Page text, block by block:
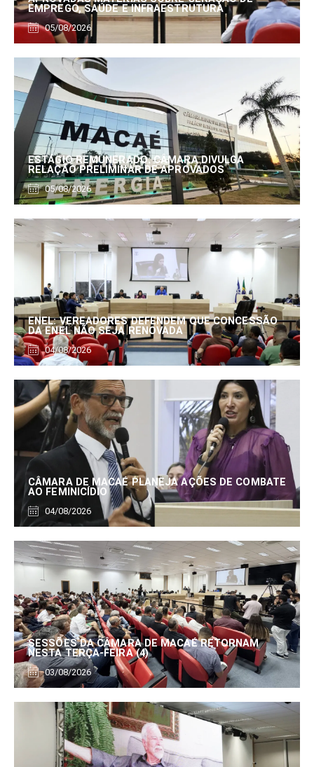
EMPREGO, SAÚDE E INFRAESTRUTURA
05/08/2026
ESTÁGIO REMUNERADO: CÂMARA DIVULGA
RELAÇÃO PRELIMINAR DE APROVADOS
05/08/2026
ENEL: VEREADORES DEFENDEM QUE CONCESSÃO
DA ENEL NÃO SEJA RENOVADA
04/08/2026
CÂMARA DE MACAÉ PLANEJA AÇÕES DE COMBATE
AO FEMINICÍDIO
04/08/2026
SESSÕES DA CÂMARA DE MACAÉ RETORNAM
NESTA TERÇA-FEIRA (4)
03/08/2026